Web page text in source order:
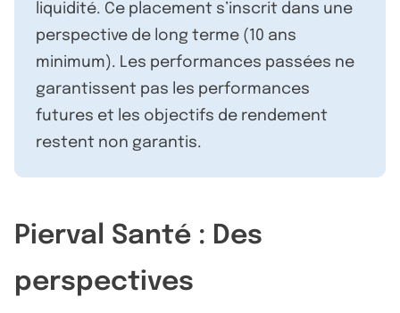
liquidité. Ce placement s’inscrit dans une
perspective de long terme (10 ans
minimum). Les performances passées ne
garantissent pas les performances
futures et les objectifs de rendement
restent non garantis.
Pierval Santé : Des
perspectives